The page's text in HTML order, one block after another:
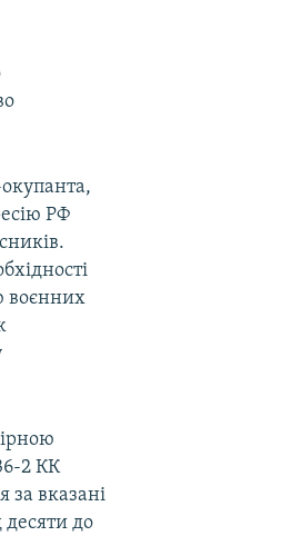
РФ
воєнних
2 КК
за вказані
десяти до